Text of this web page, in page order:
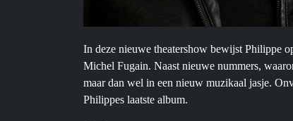
In deze nieuwe theatershow bewijst Philippe
Michel Fugain. Naast nieuwe nummers,
maar dan wel in een nieuw muzikaal jasje.
Philippes laatste album.